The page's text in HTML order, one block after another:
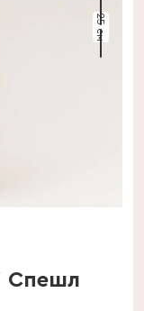
25 см
Спешл